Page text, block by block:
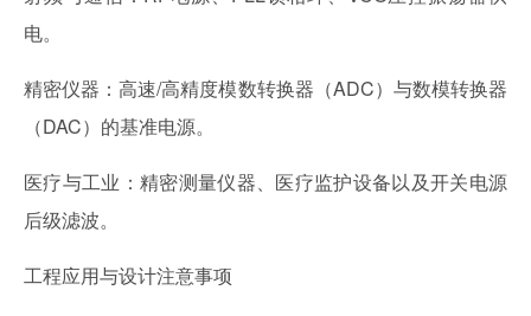
电。
精密仪器：高速/高精度模数转换器（ADC）与数模转换器
（DAC）的基准电源。
医疗与工业：精密测量仪器、医疗监护设备以及开关电源
后级滤波。
工程应用与设计注意事项